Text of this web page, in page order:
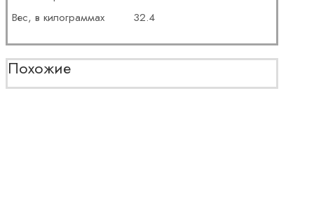
Вес, в килограммах
32.4
Похожие